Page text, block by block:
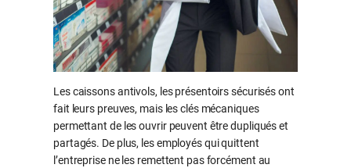
Les caissons antivols, les présentoirs sécurisés ont
fait leurs preuves, mais les clés mécaniques
permettant de les ouvrir peuvent être dupliqués et
partagés. De plus, les employés qui quittent
l’entreprise ne les remettent pas forcément au